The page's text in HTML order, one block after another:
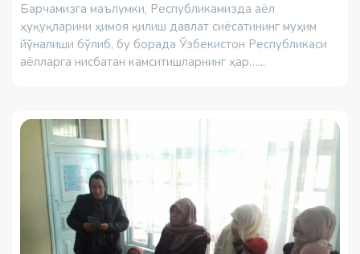
Барчамизга маълумки, Республикамизда аёл
ҳуқуқларини ҳимоя қилиш давлат сиёсатининг муҳим
йўналиши бўлиб, бу борада Ўзбекистон Республикаси
аёлларга нисбатан камситишларнинг ҳар…...